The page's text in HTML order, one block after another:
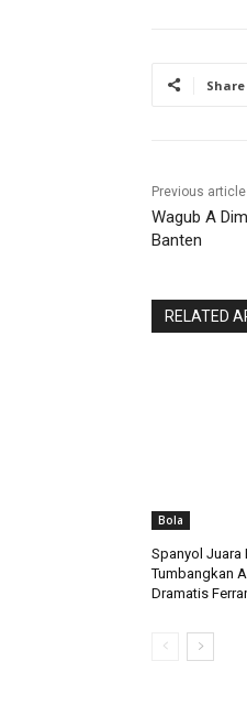
Share
Previous article
Wagub A
Banten
RELATED
Bola
Spanyol Juara
Tumbangkan
Dramatis